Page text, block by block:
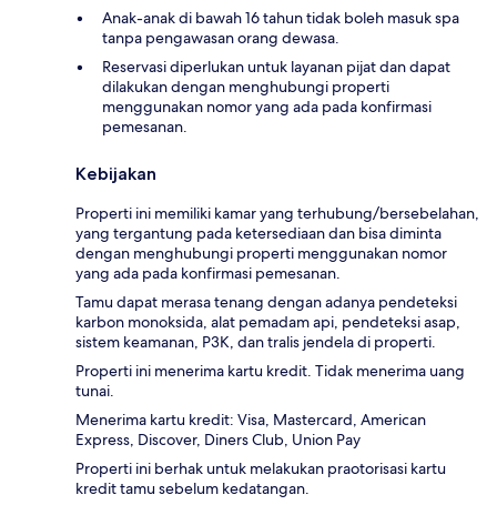
Anak-anak di bawah 16 tahun tidak boleh masuk spa
tanpa pengawasan orang dewasa.
Reservasi diperlukan untuk layanan pijat dan dapat
dilakukan dengan menghubungi properti
menggunakan nomor yang ada pada konfirmasi
pemesanan.
Kebijakan
Properti ini memiliki kamar yang terhubung/bersebelahan,
yang tergantung pada ketersediaan dan bisa diminta
dengan menghubungi properti menggunakan nomor
yang ada pada konfirmasi pemesanan.
Tamu dapat merasa tenang dengan adanya pendeteksi
karbon monoksida, alat pemadam api, pendeteksi asap,
sistem keamanan, P3K, dan tralis jendela di properti.
Properti ini menerima kartu kredit. Tidak menerima uang
tunai.
Menerima kartu kredit: Visa, Mastercard, American
Express, Discover, Diners Club, Union Pay
Properti ini berhak untuk melakukan praotorisasi kartu
kredit tamu sebelum kedatangan.